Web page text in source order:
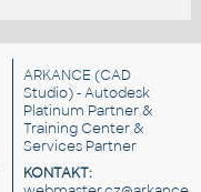
ARKANCE (CAD
Studio) - Autodesk
Platinum Partner &
Training Center &
Services Partner
KONTAKT: